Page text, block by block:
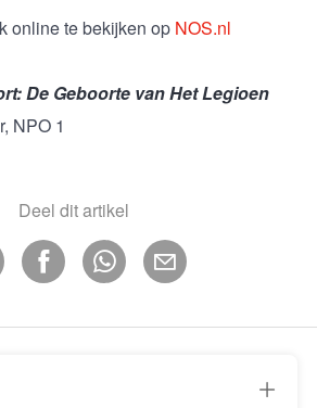
online te bekijken op NOS.nl
De Geboorte van Het Legioen
NPO 1
Deel dit artikel